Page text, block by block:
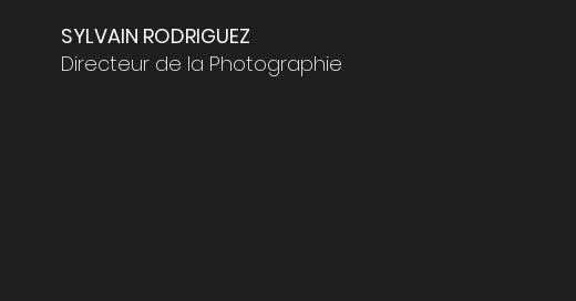
SYLVAIN RODRIGUEZ
Directeur de la Photographie